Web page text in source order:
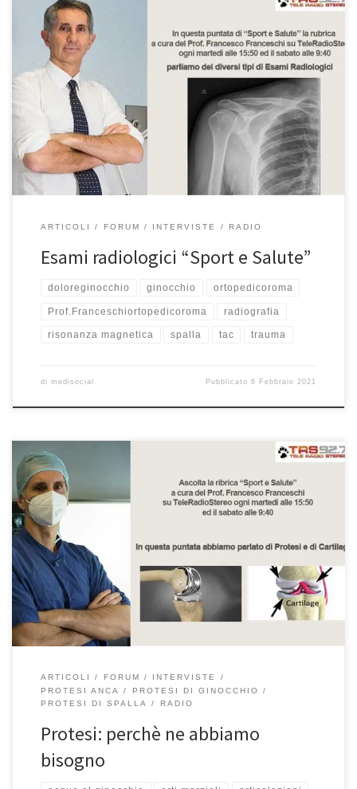
Esami radiologici e problemi articolari: iniziamo con la spalla
rubrica “Sport e Salute” – TeleRadioStereo 92,7 In questa puntata
abbiamo parlato di esami radiologici come lastre, risonanza
magnetica, TAC, della loro importanza e di quanto siano
fondamentali per una corretta diagnosi. Ascoltate la puntata qui
Per informazioni e prenotazioni, potete […]
ARTICOLI FORUM INTERVISTE RADIO
Esami radiologici “Sport e Salute”
doloreginocchio ginocchio ortopedicoroma
Prof.Franceschiortopedicoroma radiografia
risonanza magnetica spalla tac trauma
di medisocial Pubblicato6 Febbraio 2021
Protesi: perchè ne abbiamo bisogno rubrica “Sport e Salute” –
TeleRadioStereo 92,7 Nella puntata della mia rubrica “Sport e
Salute”, in onda su TeleRadioStereo 92,7 ogni martedì alle 15:50
ed il sabato alle 9:40, abbiamo parlato delle protesi e del perchè
ne abbiamo bisogno. Abbiamo inoltre parlato dei problemi alla
[…]
ARTICOLI FORUM
INTERVISTE
PROTESI ANCA
PROTESI DI GINOCCHIO
PROTESI DI SPALLA
RADIO
Protesi: perchè ne abbiamo
bisogno